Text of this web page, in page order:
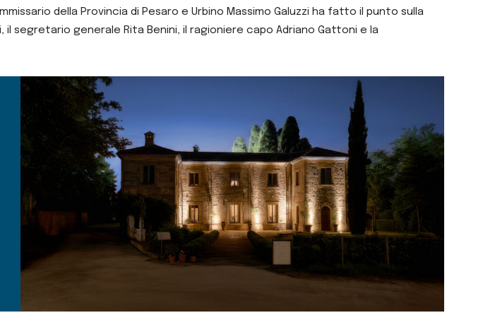
della Provincia di Pesaro e Urbino Massimo Galuzzi ha fatto il punto sulla
segretario generale Rita Benini, il ragioniere capo Adriano Gattoni e la